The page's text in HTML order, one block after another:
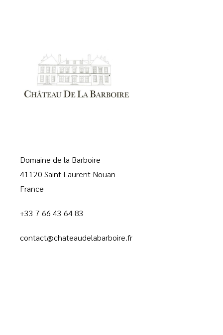
Domaine de la Barboire
41120 Saint-Laurent-Nouan
France
+33 7 66 43 64 83
contact@chateaudelabarboire.fr